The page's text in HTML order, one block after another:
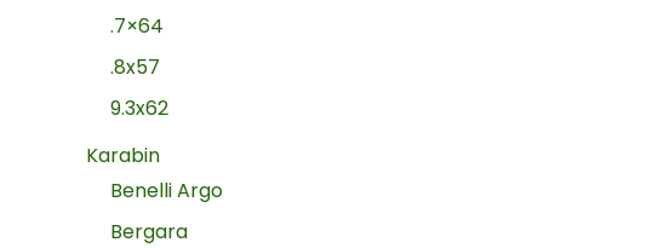
.7×64
.8x57
9.3x62
Karabin
Benelli Argo
Bergara